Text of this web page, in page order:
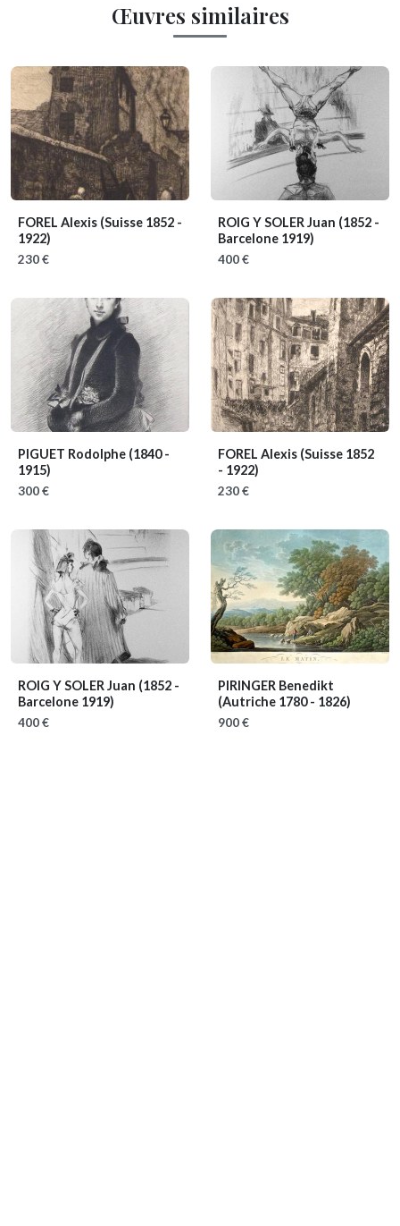
Œuvres similaires
FOREL Alexis (Suisse 1852 -
1922)
230 €
ROIG Y SOLER Juan (1852 -
Barcelone 1919)
400 €
PIGUET Rodolphe (1840 -
1915)
300 €
FOREL Alexis (Suisse 1852
- 1922)
230 €
ROIG Y SOLER Juan (1852 -
Barcelone 1919)
400 €
PIRINGER Benedikt
(Autriche 1780 - 1826)
900 €